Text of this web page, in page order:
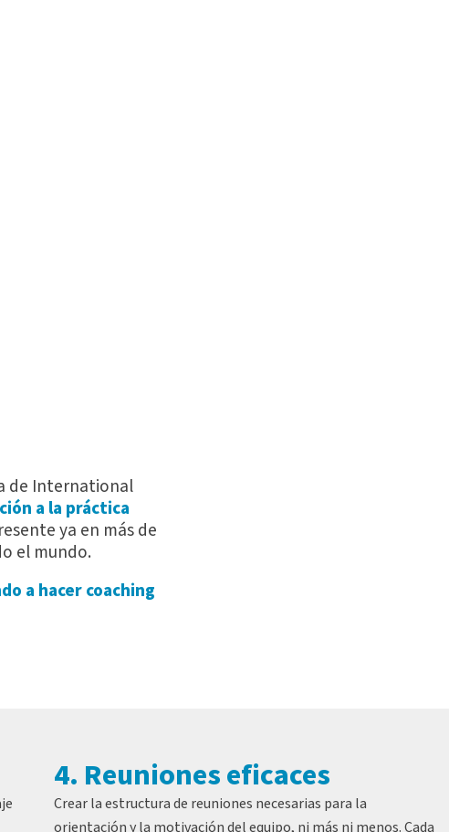
de International
a la práctica
ya en más de
el mundo.
a hacer coaching
4. Reuniones eficaces
Crear la estructura de reuniones necesarias para la
orientación y la motivación del equipo, ni más ni menos. Cada